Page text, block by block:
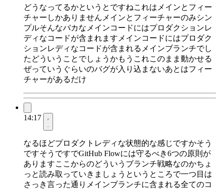
どうなってるかというとですねこれはメインとフィー
チャーしかありませんメインとフィーチャーのみシン
プルそんなバカなメインコードにはプロダクションレ
ディなコードが含まれますメインコードにはプロダク
ションレディなコードが含まれるメインブランチでし
たどういうことでしょうかもうこれこのまま動かせる
ぜっていうぐらいのバグが入り込まないあとはフィー
チャーがあるだけ
14:17
なるほどプロダクトレディな状態的な感じですかそう
ですそうですでGitHub Flowには守るべき6つの原則が
ありますここからのどういうブランチ戦略なのかちょ
っと読み取っていきましょうというところで一つ目は
さっき言った通りメインブランチに含まれる全てのコ